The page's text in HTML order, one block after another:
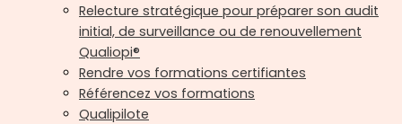
Relecture stratégique pour préparer son audit
initial, de surveillance ou de renouvellement
Qualiopi®
Rendre vos formations certifiantes
Référencez vos formations
Qualipilote